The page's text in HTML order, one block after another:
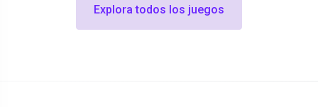
Explora todos los juegos